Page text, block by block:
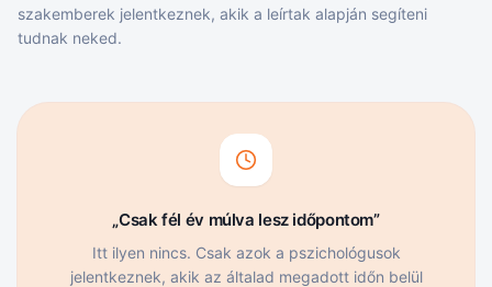
szakemberek jelentkeznek, akik a leírtak alapján segíteni
tudnak neked.
„Csak fél év múlva lesz időpontom”
Itt ilyen nincs. Csak azok a pszichológusok
jelentkeznek, akik az általad megadott időn belül